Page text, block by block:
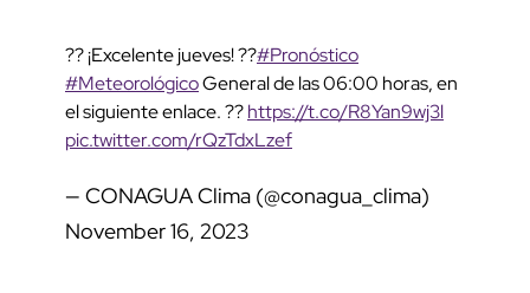
?? ¡Excelente jueves! ??#Pronóstico
#MeteorológicoGeneral de las 06:00 horas, en
el siguiente enlace. ??https://t.co/R8Yan9wj3l
pic.twitter.com/rQzTdxLzef
— CONAGUA Clima (@conagua_clima)
November 16, 2023